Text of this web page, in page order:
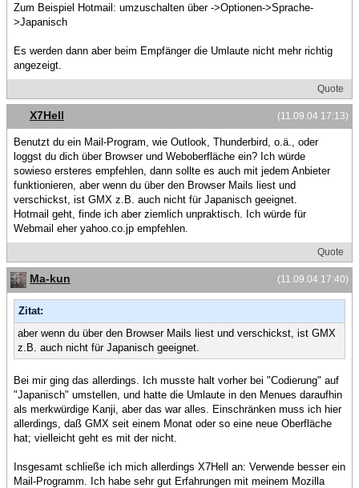
Zum Beispiel Hotmail: umzuschalten über ->Optionen->Sprache-
>Japanisch
Es werden dann aber beim Empfänger die Umlaute nicht mehr richtig
angezeigt.
Quote
(11.09.04 17:13)
X7Hell
Benutzt du ein Mail-Program, wie Outlook, Thunderbird, o.ä., oder
loggst du dich über Browser und Weboberfläche ein? Ich würde
sowieso ersteres empfehlen, dann sollte es auch mit jedem Anbieter
funktionieren, aber wenn du über den Browser Mails liest und
verschickst, ist GMX z.B. auch nicht für Japanisch geeignet.
Hotmail geht, finde ich aber ziemlich unpraktisch. Ich würde für
Webmail eher yahoo.co.jp empfehlen.
Quote
(11.09.04 17:40)
Ma-kun
Zitat:
aber wenn du über den Browser Mails liest und verschickst, ist GMX
z.B. auch nicht für Japanisch geeignet.
Bei mir ging das allerdings. Ich musste halt vorher bei "Codierung" auf
"Japanisch" umstellen, und hatte die Umlaute in den Menues daraufhin
als merkwürdige Kanji, aber das war alles. Einschränken muss ich hier
allerdings, daß GMX seit einem Monat oder so eine neue Oberfläche
hat; vielleicht geht es mit der nicht.
Insgesamt schließe ich mich allerdings X7Hell an: Verwende besser ein
Mail-Programm. Ich habe sehr gut Erfahrungen mit meinem Mozilla